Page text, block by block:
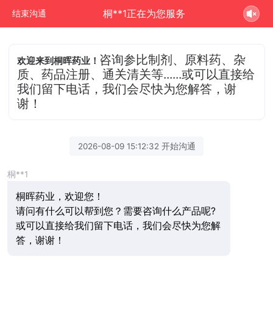
结束沟通 桐**1正在为您服务
欢迎来到桐晖药业！ 咨询参比制剂、原料药、杂
质、药品注册、通关清关等......或可以直接给
我们留下电话，我们会尽快为您解答，谢
谢！
2026-08-09 15:12:32 开始沟通
桐**1
桐晖药业，欢迎您！
请问有什么可以帮到您？需要咨询什么产品呢?
或可以直接给我们留下电话，我们会尽快为您解
答，谢谢！